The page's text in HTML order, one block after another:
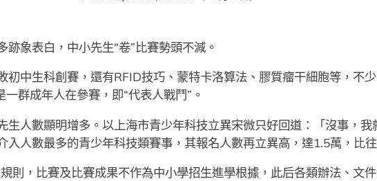
象表白，中小先生“卷”比賽勢頭不減。
初中生科創賽，還有RFID技巧、蒙特卡洛算法、膠質瘤干細胞等，不
群成年人在參賽，即“代表人戰鬥”。
生人數顯明增多。以上海市青少年科技立異宋微只好回道：「沒事，
入人數最多的青少年科技類賽事，其報名人數再立異高，達1.5萬，比
則，比賽及比賽成果不作為中小學招生進學根據，此后各類辦法、文件